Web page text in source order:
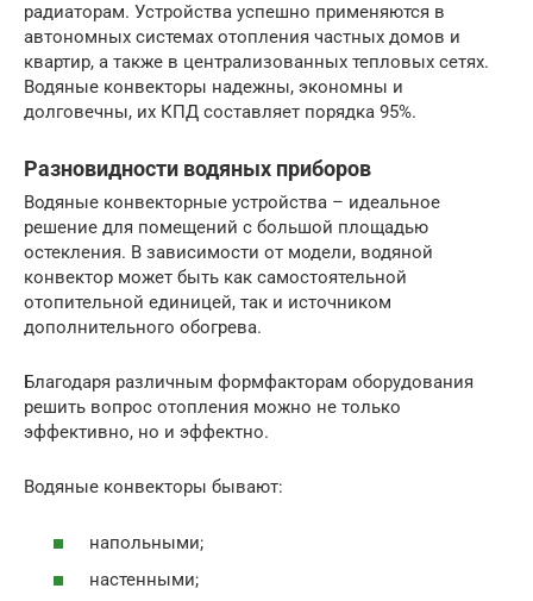
радиаторам. Устройства успешно применяются в
автономных системах отопления частных домов и
квартир, а также в централизованных тепловых сетях.
Водяные конвекторы надежны, экономны и
долговечны, их КПД составляет порядка 95%.
Разновидности водяных приборов
Водяные конвекторные устройства – идеальное
решение для помещений с большой площадью
остекления. В зависимости от модели, водяной
конвектор может быть как самостоятельной
отопительной единицей, так и источником
дополнительного обогрева.
Благодаря различным формфакторам оборудования
решить вопрос отопления можно не только
эффективно, но и эффектно.
Водяные конвекторы бывают:
напольными;
настенными;